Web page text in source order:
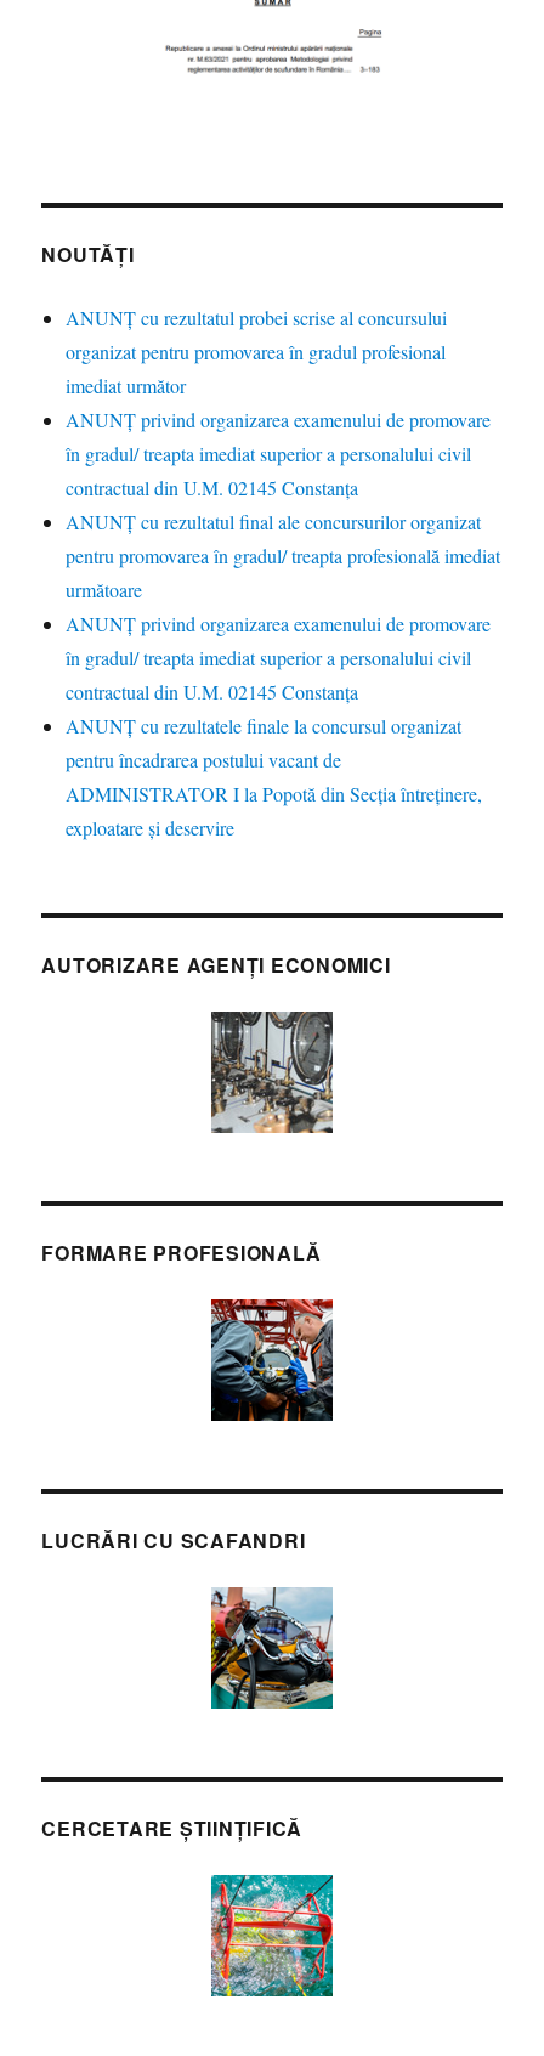
NOUTĂȚI
ANUNȚ cu rezultatul probei scrise al concursului
organizat pentru promovarea în gradul profesional
imediat următor
ANUNŢ privind organizarea examenului de promovare
în gradul/ treapta imediat superior a personalului civil
contractual din U.M. 02145 Constanța
ANUNȚ cu rezultatul final ale concursurilor organizat
pentru promovarea în gradul/ treapta profesională imediat
următoare
ANUNŢ privind organizarea examenului de promovare
în gradul/ treapta imediat superior a personalului civil
contractual din U.M. 02145 Constanța
ANUNȚ cu rezultatele finale la concursul organizat
pentru încadrarea postului vacant de
ADMINISTRATOR I la Popotă din Secția întreținere,
exploatare și deservire
AUTORIZARE AGENȚI ECONOMICI
FORMARE PROFESIONALĂ
LUCRĂRI CU SCAFANDRI
CERCETARE ȘTIINȚIFICĂ